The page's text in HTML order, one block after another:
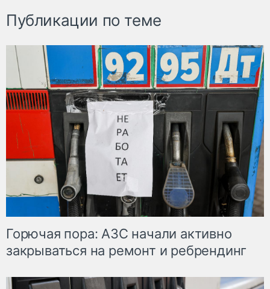
Публикации по теме
Горючая пора: АЗС начали активно
закрываться на ремонт и ребрендинг